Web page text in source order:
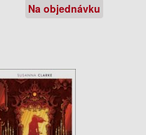
Na objednávku